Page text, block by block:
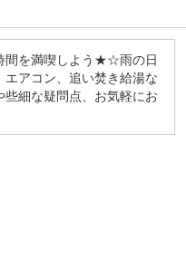
間を満喫しよう★☆雨の日
アコン、追い焚き給湯な
細な疑問点、お気軽にお